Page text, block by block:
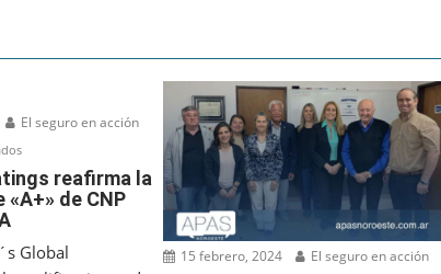
El seguro en acción
en
S&P
Global
reafirma
reafirma la
de CNP
Global
15 febrero, 2024 El seguro en acción